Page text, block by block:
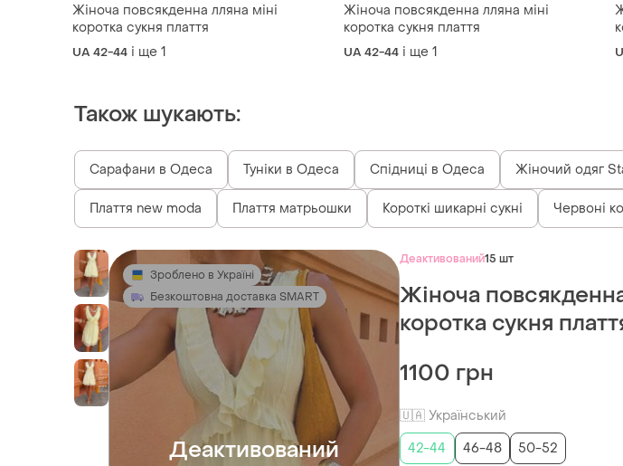
Жіноча повсякденна лляна міні
коротка сукня плаття
UA 42-44 і ще 1
Жіноча повсякденна лляна міні
коротка сукня плаття
UA 42-44 і ще 1
Також шукають:
Сарафани в Одеса Туніки в Одеса Спідниці в Одеса Жіночий одяг
Плаття new moda Плаття матрьошки Короткі шикарні сукні Червоні
Зроблено в Україні
Безкоштовна доставка SMART
Деактивований
Деактивований15 шт
Жіноча
коротка сукня
1100 грн
🇺🇦 Український
42-44
46-48 50-52